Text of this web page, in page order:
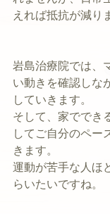
えれば抵抗が減り
岩島治療院では、
い動きを確認しな
していきます。
そして、家ででき
してご自分のペー
きます。
運動が苦手な人ほ
らいたいですね。